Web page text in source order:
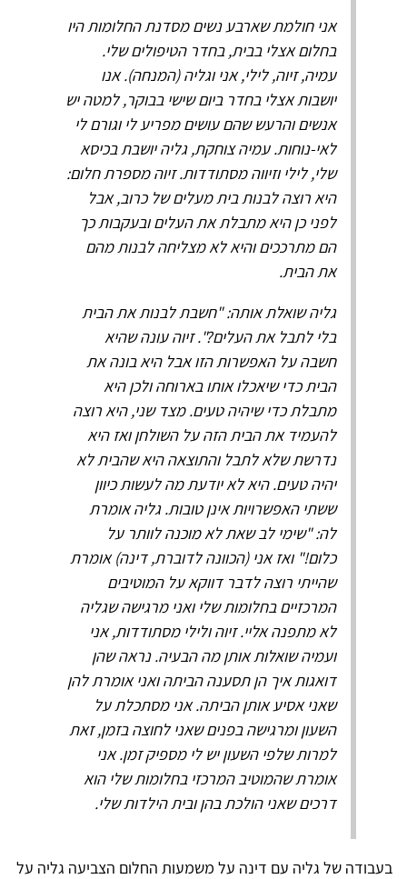
אני חולמת שארבע נשים מסדנת החלומות היו
בחלום אצלי בבית, בחדר הטיפולים שלי.
עמיה, זיוה, לילי, אני וגליה (המנחה). אנו
יושבות אצלי בחדר ביום שישי בבוקר, למטה יש
אנשים והרעש שהם עושים מפריע לי וגורם לי
לאי-נוחות. עמיה צוחקת, גליה יושבת בכיסא
שלי, לילי וזיווה מסתודדות. זיוה מספרת חלום:
היא רוצה לבנות בית מעלים של כרוב, אבל
לפני כן היא מתבלת את העלים ובעקבות כך
הם מתרככים והיא לא מצליחה לבנות מהם
את הבית.
גליה שואלת אותה: "חשבת לבנות את הבית
בלי לתבל את העלים?". זיוה עונה שהיא
חשבה על האפשרות הזו אבל היא בונה את
הבית כדי שיאכלו אותו בארוחה ולכן היא
מתבלת כדי שיהיה טעים. מצד שני, היא רוצה
להעמיד את הבית הזה על השולחן ואז היא
נדרשת שלא לתבל והתוצאה היא שהבית לא
יהיה טעים. היא לא יודעת מה לעשות כיוון
ששתי האפשרויות אינן טובות. גליה אומרת
לה: "שימי לב שאת לא מוכנה לוותר על
כלום!" ואז אני (הכוונה לדוברת, דינה) אומרת
שהייתי רוצה לדבר דווקא על המוטיבים
המרכזיים בחלומות שלי ואני מרגישה שגליה
לא מתפנה אליי. זיוה ולילי מסתודדות, אני
ועמיה שואלות אותן מה הבעיה. נראה שהן
דואגות איך הן תסענה הביתה ואני אומרת להן
שאני אסיע אותן הביתה. אני מסתכלת על
השעון ומרגישה בפנים שאני לחוצה בזמן, זאת
למרות שלפי השעון יש לי מספיק זמן. אני
אומרת שהמוטיב המרכזי בחלומות שלי הוא
דרכים שאני הולכת בהן ובית הילדות שלי.
בעבודה של גליה עם דינה על משמעות החלום הצביעה גליה על